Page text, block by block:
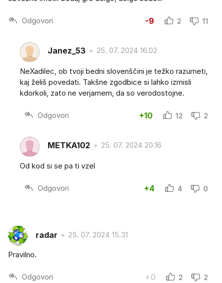
Odgovori -9 2 11
Janez_53 25. 07. 2024 16.02
NeXadilec, ob tvoji bedni slovenščini je težko razumeti,
kaj želiš povedati. Takšne zgodbice si lahko izmisli
kdorkoli, zato ne verjamem, da so verodostojne.
Odgovori +10 12 2
METKA102 25. 07. 2024 20.16
Od kod si se pa ti vzel
Odgovori +4 4 0
radar 25. 07. 2024 15.31
Pravilno.
Odgovori +0 2 2